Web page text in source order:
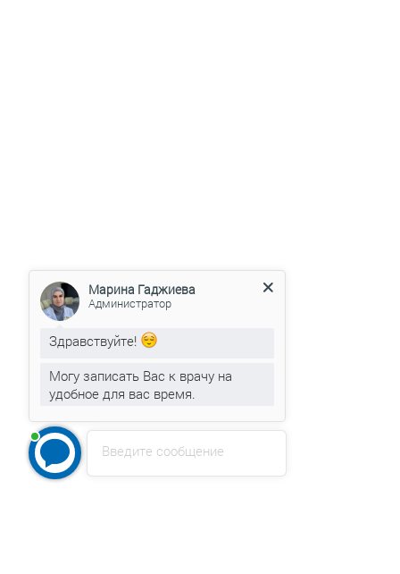
Введите сообщение
Марина Гаджиева
Администратор
Здравствуйте!
удобное для вас время.
Марина Гаджиевапечатает...